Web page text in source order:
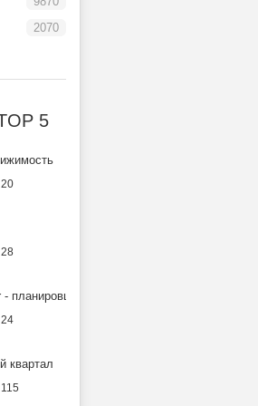
2070
5
20
28
планировщик задач на день
24
квартал
115